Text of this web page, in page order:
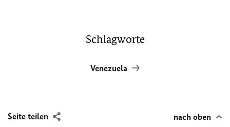
Schlagworte
Venezuela
Seite teilen nach oben